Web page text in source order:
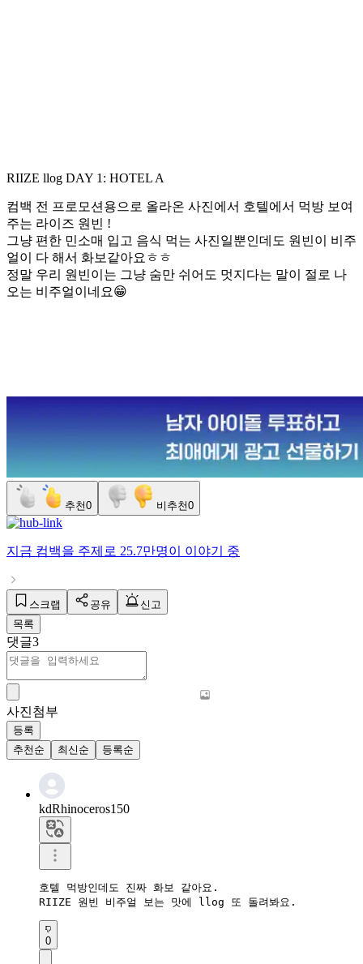
RIIZE llog DAY 1: HOTEL A
컴백 전 프로모션용으로 올라온 사진에서 호텔에서 먹방 보여
주는 라이즈 원빈 !
그냥 편한 민소매 입고 음식 먹는 사진일뿐인데도 원빈이 비주
얼이 다 해서 화보같아요ㅎㅎ
정말 우리 원빈이는 그냥 숨만 쉬어도 멋지다는 말이 절로 나
오는 비주얼이네요😁
추천0 비추천0
지금 컴백을 주제로 25.7만명이 이야기 중
스크랩 공유
신고
목록
댓글3
사진첨부
등록
추천순
최신순 등록순
kdRhinoceros150
호텔 먹방인데도 진짜 화보 같아요.
RIIZE 원빈 비주얼 보는 맛에 llog 또 돌려봐요.
0